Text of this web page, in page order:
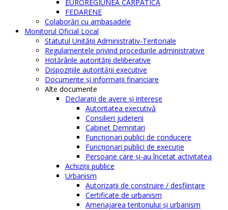
EUROREGIUNEA CARPATICĂ
FEDARENE
Colaborări cu ambasadele
Monitorul Oficial Local
Statutul Unităţii Administrativ-Teritoriale
Regulamentele privind procedurile administrative
Hotărârile autorităţii deliberative
Dispoziţiile autorităţii executive
Documente şi informaţii financiare
Alte documente
Declaraţii de avere şi interese
Autoritatea executivă
Consilieri judeţeni
Cabinet Demnitari
Funcţionari publici de conducere
Funcționari publici de execuție
Persoane care şi-au încetat activitatea
Achiziţii publice
Urbanism
Autorizații de construire / desființare
Certificate de urbanism
Amenajarea teritoriului şi urbanism